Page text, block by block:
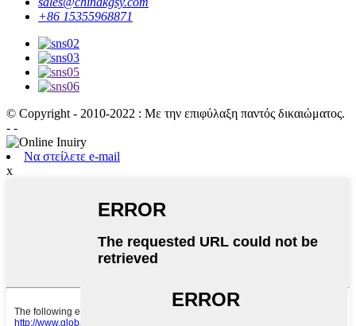
+86 15355968871
© Copyright - 2010-2022 : Με την επιφύλαξη παντός δικαιώματος.
- -
Να στείλετε e-mail
x